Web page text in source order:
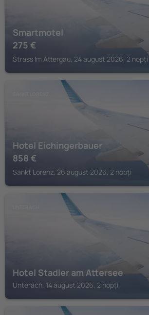
Smartmotel
275 €
Strass Im Attergau, 24 august 2026, 2 nopți
Hotel Eichingerbauer
858 €
Sankt Lorenz, 26 august 2026, 2 nopți
Hotel Stadler am Attersee
Unterach, 14 august 2026, 2 nopți